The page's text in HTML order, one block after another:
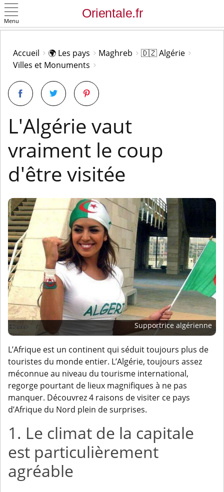
Menu
Accueil 🌍 Les pays Maghreb
🇩🇿 Algérie
Villes et Monuments
L'Algérie vaut
vraiment le coup
d'être visitée
Supportrice algérienne
L’Afrique est un continent qui séduit toujours plus de
touristes du monde entier. L’Algérie, toujours assez
méconnue au niveau du tourisme international,
regorge pourtant de lieux magnifiques à ne pas
manquer. Découvrez 4 raisons de visiter ce pays
d’Afrique du Nord plein de surprises.
1. Le climat de la capitale
est particulièrement
agréable